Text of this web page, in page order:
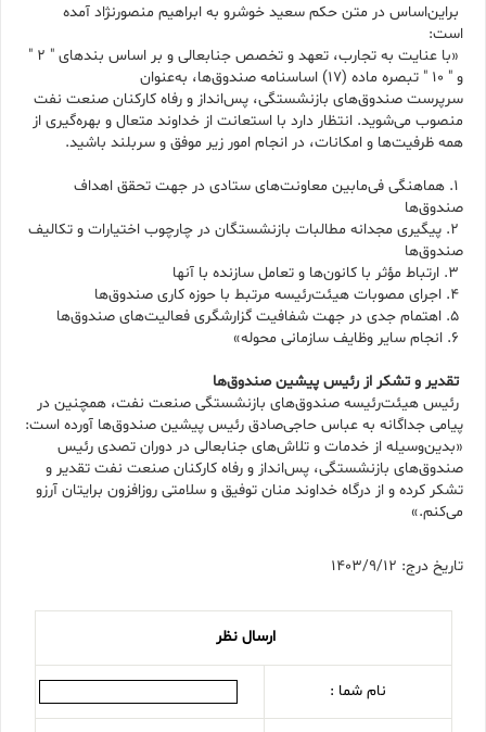
براین‌اساس در متن حکم سعید خوشرو به ابراهیم منصورنژاد آمده
است:
«با عنایت به تجارب، تعهد و تخصص جنابعالی و بر اساس بندهای " ۲ "
و " ۱۰ " تبصره ماده (۱۷) اساسنامه صندوق‌ها، به‌عنوان
سرپرست صندوق‌های بازنشستگی، پس‌انداز و رفاه کارکنان صنعت نفت
منصوب می‌شوید. انتظار دارد با استعانت از خداوند متعال و بهره‌گیری از
همه ظرفیت‌ها و امکانات، در انجام امور زیر موفق و سربلند باشید.
۱. هماهنگی فی‌مابین معاونت‌های ستادی در جهت تحقق اهداف
صندوق‌ها
۲. پیگیری مجدانه مطالبات بازنشستگان در چارچوب اختیارات و تکالیف
صندوق‌ها
تقدیر و تشکر از رئیس پیشین صندوق‌ها
رئیس هیئت‌رئیسه صندوق‌های بازنشستگی صنعت نفت، همچنین در
پیامی جداگانه به عباس حاجی‌صادق رئیس پیشین صندوق‌ها آورده است:
«بدین‌وسیله از خدمات و تلاش‌های جنابعالی در دوران تصدی رئیس
صندوق‌های بازنشستگی، پس‌انداز و رفاه کارکنان صنعت نفت تقدیر و
تشکر کرده و از درگاه خداوند منان توفیق و سلامتی روزافزون برایتان آرزو
می‌کنم.»
تاریخ درج: 1403/9/12
ارسال نظر
نام شما :